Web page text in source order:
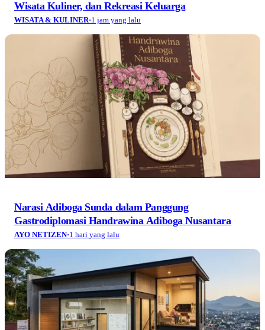
Wisata Kuliner, dan Rekreasi Keluarga
WISATA & KULINER·1 jam yang lalu
Narasi Adiboga Sunda dalam Panggung
Gastrodiplomasi Handrawina Adiboga Nusantara
AYO NETIZEN·1 hari yang lalu